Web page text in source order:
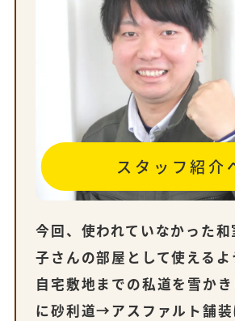
スタッフ紹介
今回、使われていなかった
子さんの部屋として使えるよ
自宅敷地までの私道を雪か
に砂利道→アスファルト舗装